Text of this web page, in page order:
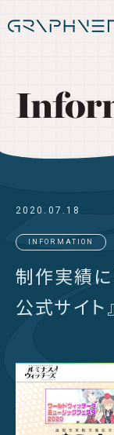
2020.07.18
INFORMATION
制作実績に
公式サイト